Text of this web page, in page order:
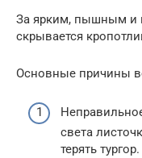
За ярким, пышным и
скрывается
Основные причины
света
терять